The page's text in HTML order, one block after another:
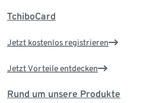
TchiboCard
Jetzt kostenlos registrieren
Jetzt Vorteile entdecken
Rund um unsere Produkte